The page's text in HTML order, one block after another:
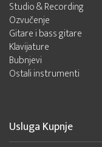
Studio & Recording
Ozvučenje
Gitare i bass gitare
Klavijature
Bubnjevi
Ostali instrumenti
Usluga Kupnje